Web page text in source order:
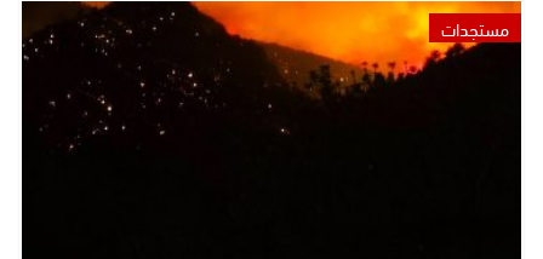
مستجدات